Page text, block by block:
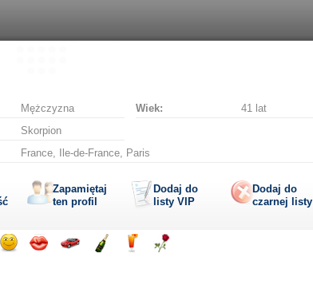
Mężczyzna Wiek:
41 lat
Skorpion
France, Ile-de-France, Paris
Zapamiętaj
ten profil
Dodaj do
listy VIP
Dodaj do
czarnej listy